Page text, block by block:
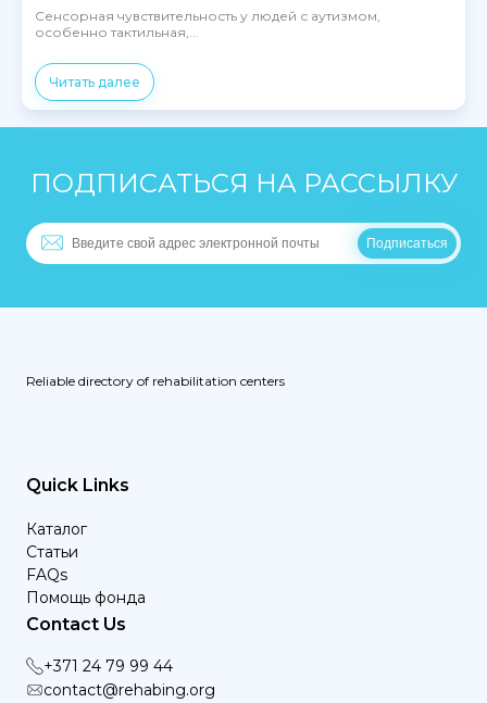
Сенсорная чувствительность у людей с аутизмом,
особенно тактильная,...
Читать далее
ПОДПИСАТЬСЯ НА РАССЫЛКУ
Reliable directory of rehabilitation centers
Quick Links
Каталог
Статьи
FAQs
Помощь фонда
Contact Us
+371 24 79 99 44
contact@rehabing.org